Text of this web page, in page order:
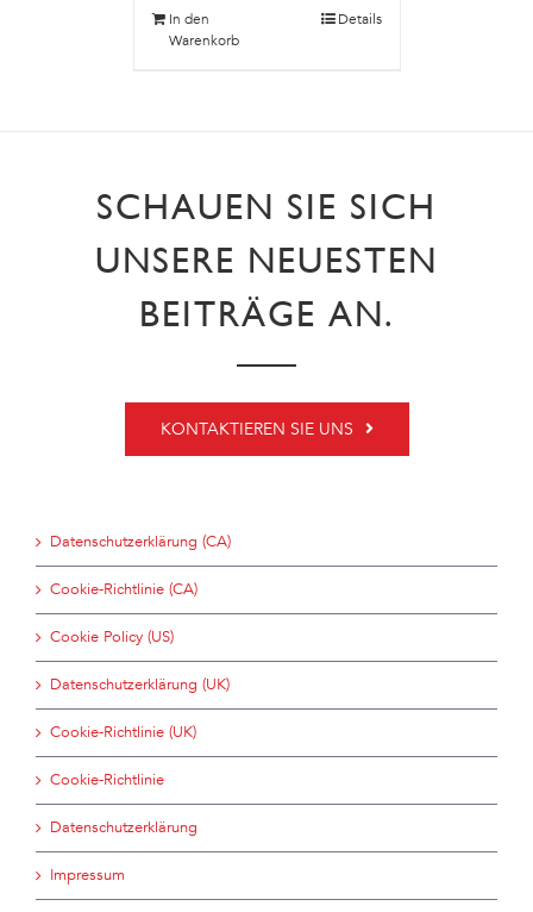
In den
Warenkorb
Details
SCHAUEN SIE SICH
UNSERE NEUESTEN
BEITRÄGE AN.
KONTAKTIEREN SIE UNS
Datenschutzerklärung (CA)
Cookie-Richtlinie (CA)
Cookie Policy (US)
Datenschutzerklärung (UK)
Cookie-Richtlinie (UK)
Cookie-Richtlinie
Datenschutzerklärung
Impressum